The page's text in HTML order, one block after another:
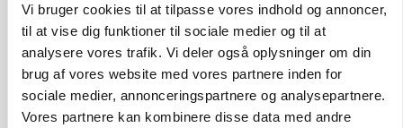
Vi bruger cookies til at tilpasse vores indhold og annoncer,
til at vise dig funktioner til sociale medier og til at
analysere vores trafik. Vi deler også oplysninger om din
brug af vores website med vores partnere inden for
sociale medier, annonceringspartnere og analysepartnere.
Vores partnere kan kombinere disse data med andre
BUSINESS
Fra mark til mur: Byggeriet kan åbne nyt
marked for biokul
Loading...